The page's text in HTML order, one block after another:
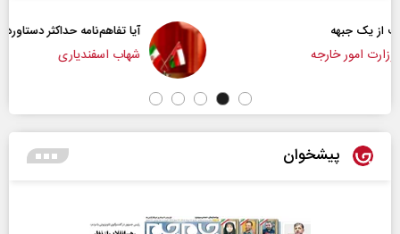
آیا تفاهم‌نامه حداکثر دستاورد راهبردی ایران بود؟
شهاب اسفندیاری
پیشخوان